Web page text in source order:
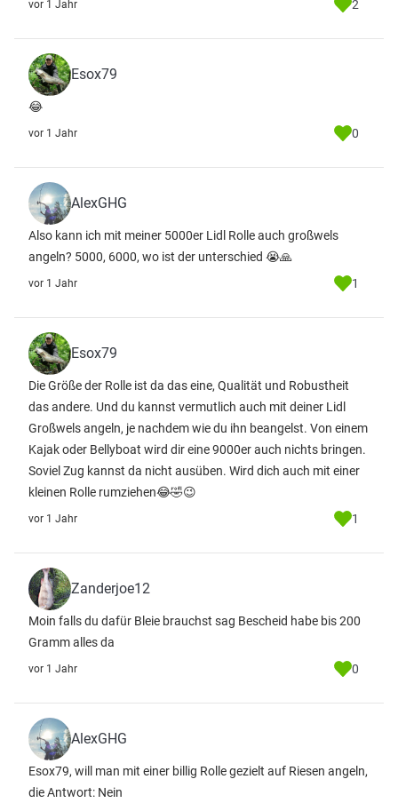
vor 1 Jahr 2
Esox79
😂
vor 1 Jahr 0
AlexGHG
Also kann ich mit meiner 5000er Lidl Rolle auch großwels
angeln? 5000, 6000, wo ist der unterschied 😭🙏
vor 1 Jahr 1
Esox79
Die Größe der Rolle ist da das eine, Qualität und Robustheit
das andere. Und du kannst vermutlich auch mit deiner Lidl
Großwels angeln, je nachdem wie du ihn beangelst. Von einem
Kajak oder Bellyboat wird dir eine 9000er auch nichts bringen.
Soviel Zug kannst da nicht ausüben. Wird dich auch mit einer
kleinen Rolle rumziehen😂🤣😉
vor 1 Jahr 1
Zanderjoe12
Moin falls du dafür Bleie brauchst sag Bescheid habe bis 200
Gramm alles da
vor 1 Jahr 0
AlexGHG
Esox79, will man mit einer billig Rolle gezielt auf Riesen angeln,
die Antwort: Nein